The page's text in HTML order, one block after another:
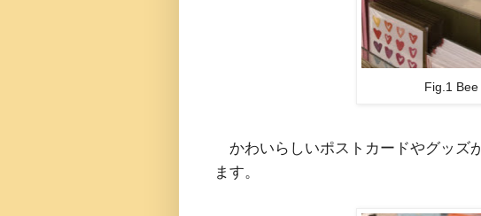
Fig.1
かわいらしいポストカードやグッズ
ます。